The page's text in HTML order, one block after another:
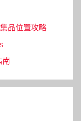
品位置攻略
南